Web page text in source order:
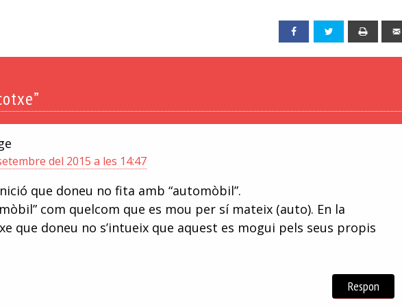
Facebook Twitter
del 2015 a les 14:47
que doneu no fita amb “automòbil”.
com quelcom que es mou per sí mateix (auto). En la
que doneu no s’intueix que aquest es mogui pels seus propis
Respon